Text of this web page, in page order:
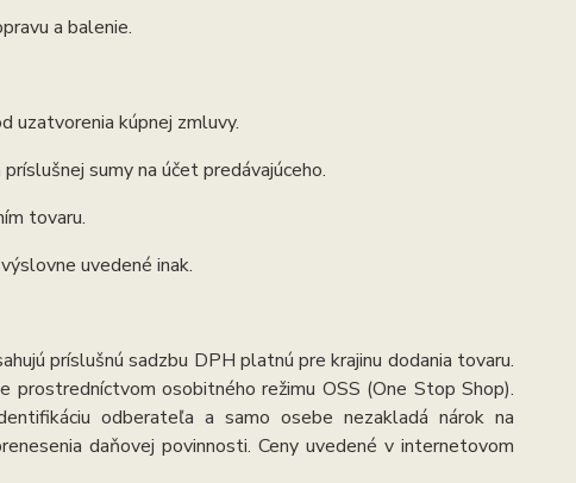
a balenie.
uzatvorenia kúpnej zmluvy.
sumy na účet predávajúceho.
tovaru.
uvedené inak.
príslušnú sadzbu DPH platnú pre krajinu dodania tovaru.
prostredníctvom osobitného režimu OSS (One Stop Shop).
odberateľa a samo osebe nezakladá nárok na
daňovej povinnosti. Ceny uvedené v internetovom